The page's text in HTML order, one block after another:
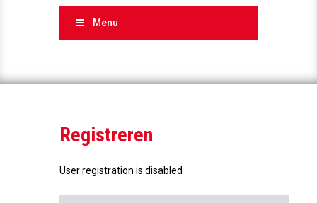
Menu
Registreren
User registration is disabled